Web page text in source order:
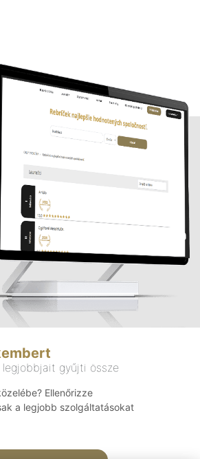
legjobbjait gyűjti össze
Ellenőrizze
a legjobb szolgáltatásokat